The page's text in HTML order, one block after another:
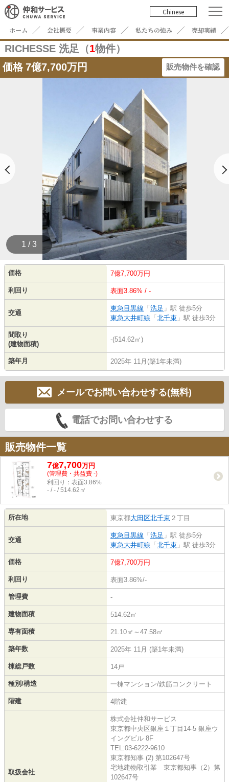
Chinese
ホーム 会社概要 事業内容 私たちの強み 売却実績
RICHESSE 洗足（1物件）
価格 7億7,700万円 販売物件を確認
1 / 3
価格 7億7,700万円
利回り 表面3.86% / -
交通
東急目黒線 「洗足 」駅 徒歩5分
東急大井町線 「北千束 」駅 徒歩3分
間取り
(建物面積)
-(514.62㎡)
築年月 2025年 11月(築1年未満)
メールでお問い合わせする(無料)
電話でお問い合わせする
販売物件一覧
7億7,700万円
(管理費・共益費 -)
利回り：表面3.86%
- / - / 514.62㎡
所在地 東京都大田区北千束 ２丁目
交通
東急目黒線 「洗足 」駅 徒歩5分
東急大井町線 「北千束 」駅 徒歩3分
価格 7億7,700万円
利回り 表面3.86%/-
管理費 -
建物面積 514.62㎡
専有面積 21.10㎡～47.58㎡
築年数 2025年 11月 (築1年未満)
棟総戸数 14戸
種別/構造 一棟マンション/鉄筋コンクリート
階建 4階建
取扱会社
株式会社仲和サービス
東京都中央区銀座１丁目14-5 銀座ウ
イングビル 8F
TEL:03-6222-9610
東京都知事 (2) 第102647号
宅地建物取引業 東京都知事（2）第
102647号